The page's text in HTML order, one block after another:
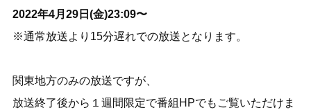
2022年4月29日(金)23:09〜
※通常放送より15分遅れでの放送となります。
関東地方のみの放送ですが、
放送終了後から１週間限定で番組HPでもご覧いただけま